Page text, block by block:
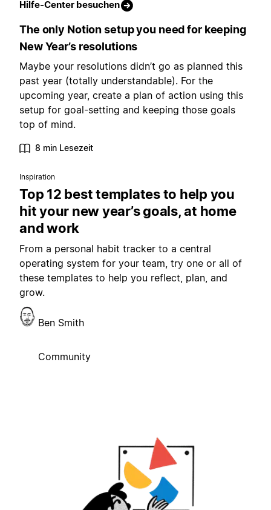
Hilfe-Center besuchen
The only Notion setup you need for keeping
New Year’s resolutions
Maybe your resolutions didn’t go as planned this
past year (totally understandable). For the
upcoming year, create a plan of action using this
setup for goal-setting and keeping those goals
top of mind.
8 min Lesezeit
Inspiration
Top 12 best templates to help you
hit your new year’s goals, at home
and work
From a personal habit tracker to a central
operating system for your team, try one or all of
these templates to help you reflect, plan, and
grow.
Ben Smith
Community